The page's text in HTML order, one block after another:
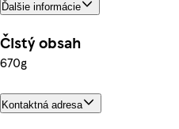
Ďalšie informácie
Čistý obsah
670g
Kontaktná adresa